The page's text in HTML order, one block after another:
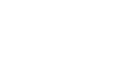
- Udviklingsindsats
Storm Ana Relief Project: